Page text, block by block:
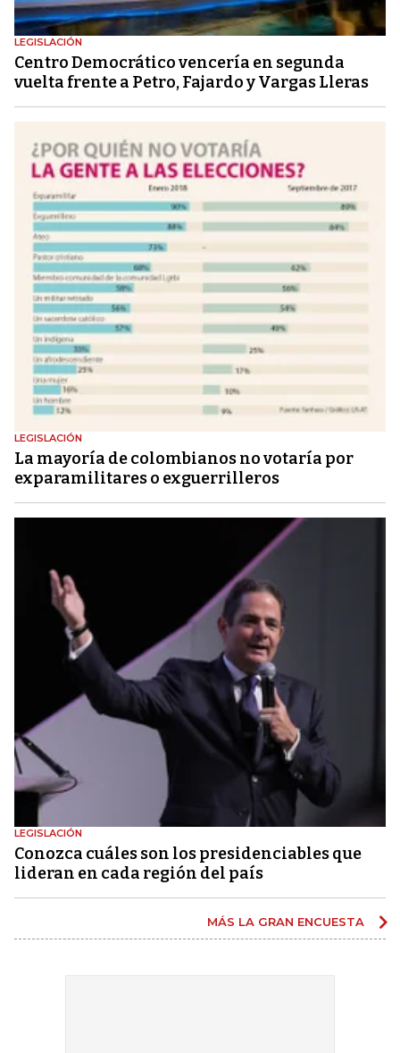
LEGISLACIÓN
Centro Democrático vencería en segunda
vuelta frente a Petro, Fajardo y Vargas Lleras
LEGISLACIÓN
La mayoría de colombianos no votaría por
exparamilitares o exguerrilleros
LEGISLACIÓN
Conozca cuáles son los presidenciables que
lideran en cada región del país
MÁS LA GRAN ENCUESTA